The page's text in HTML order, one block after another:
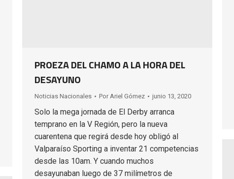
PROEZA DEL CHAMO A LA HORA DEL
DESAYUNO
Noticias Nacionales Por Ariel Gómez junio 13, 2020
Solo la mega jornada de El Derby arranca
temprano en la V Región, pero la nueva
cuarentena que regirá desde hoy obligó al
Valparaíso Sporting a inventar 21 competencias
desde las 10am. Y cuando muchos
desayunaban luego de 37 milímetros de